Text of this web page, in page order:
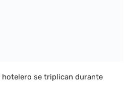
se triplican durante